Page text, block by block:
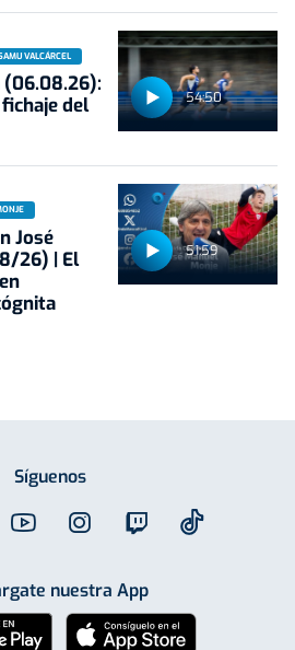
54:50
VALCÁRCEL
(06.08.26):
del
51:59
José
26) | El
Síguenos
nuestra App